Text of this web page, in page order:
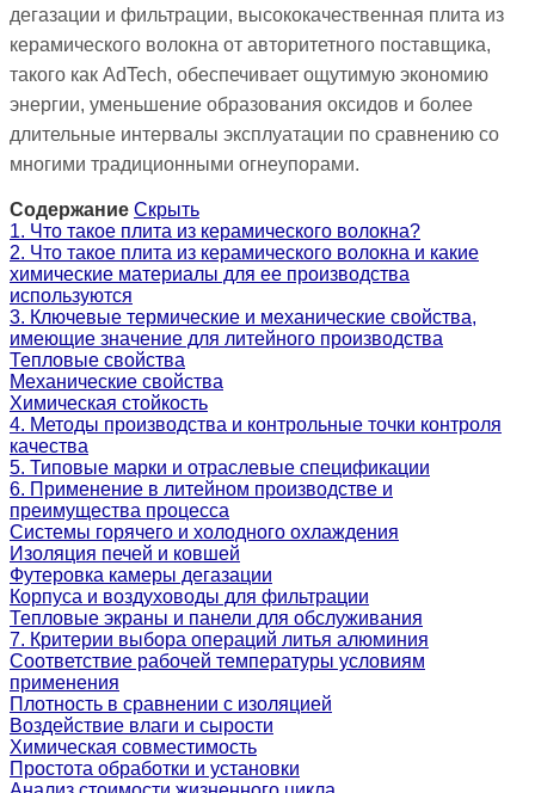
дегазации и фильтрации, высококачественная плита из
керамического волокна от авторитетного поставщика,
такого как AdTech, обеспечивает ощутимую экономию
энергии, уменьшение образования оксидов и более
длительные интервалы эксплуатации по сравнению со
многими традиционными огнеупорами.
Содержание Скрыть
1. Что такое плита из керамического волокна?
2. Что такое плита из керамического волокна и какие
химические материалы для ее производства
используются
3. Ключевые термические и механические свойства,
имеющие значение для литейного производства
Тепловые свойства
Механические свойства
Химическая стойкость
4. Методы производства и контрольные точки контроля
качества
5. Типовые марки и отраслевые спецификации
6. Применение в литейном производстве и
преимущества процесса
Системы горячего и холодного охлаждения
Изоляция печей и ковшей
Футеровка камеры дегазации
Корпуса и воздуховоды для фильтрации
Тепловые экраны и панели для обслуживания
7. Критерии выбора операций литья алюминия
Соответствие рабочей температуры условиям
применения
Плотность в сравнении с изоляцией
Воздействие влаги и сырости
Химическая совместимость
Простота обработки и установки